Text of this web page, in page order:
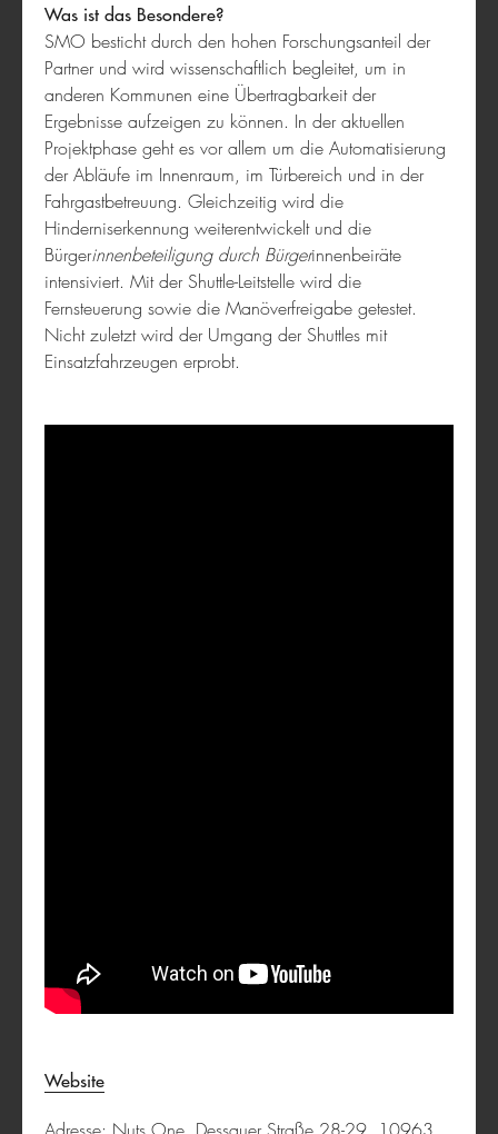
Gesundheit
corhelper
Mobilität & Infrastruktur
Was ist das Besondere?
SMO besticht durch den hohen Forschungsanteil der
Partner und wird wissenschaftlich begleitet, um in
anderen Kommunen eine Übertragbarkeit der
Ergebnisse aufzeigen zu können. In der aktuellen
Projektphase geht es vor allem um die Automatisierung
der Abläufe im Innenraum, im Türbereich und in der
Fahrgastbetreuung. Gleichzeitig wird die
Hinderniserkennung weiterentwickelt und die
Bürgerinnenbeteiligung durch Bürgerinnenbeiräte
intensiviert. Mit der Shuttle-Leitstelle wird die
Fernsteuerung sowie die Manöverfreigabe getestet.
Nicht zuletzt wird der Umgang der Shuttles mit
Einsatzfahrzeugen erprobt.
Website